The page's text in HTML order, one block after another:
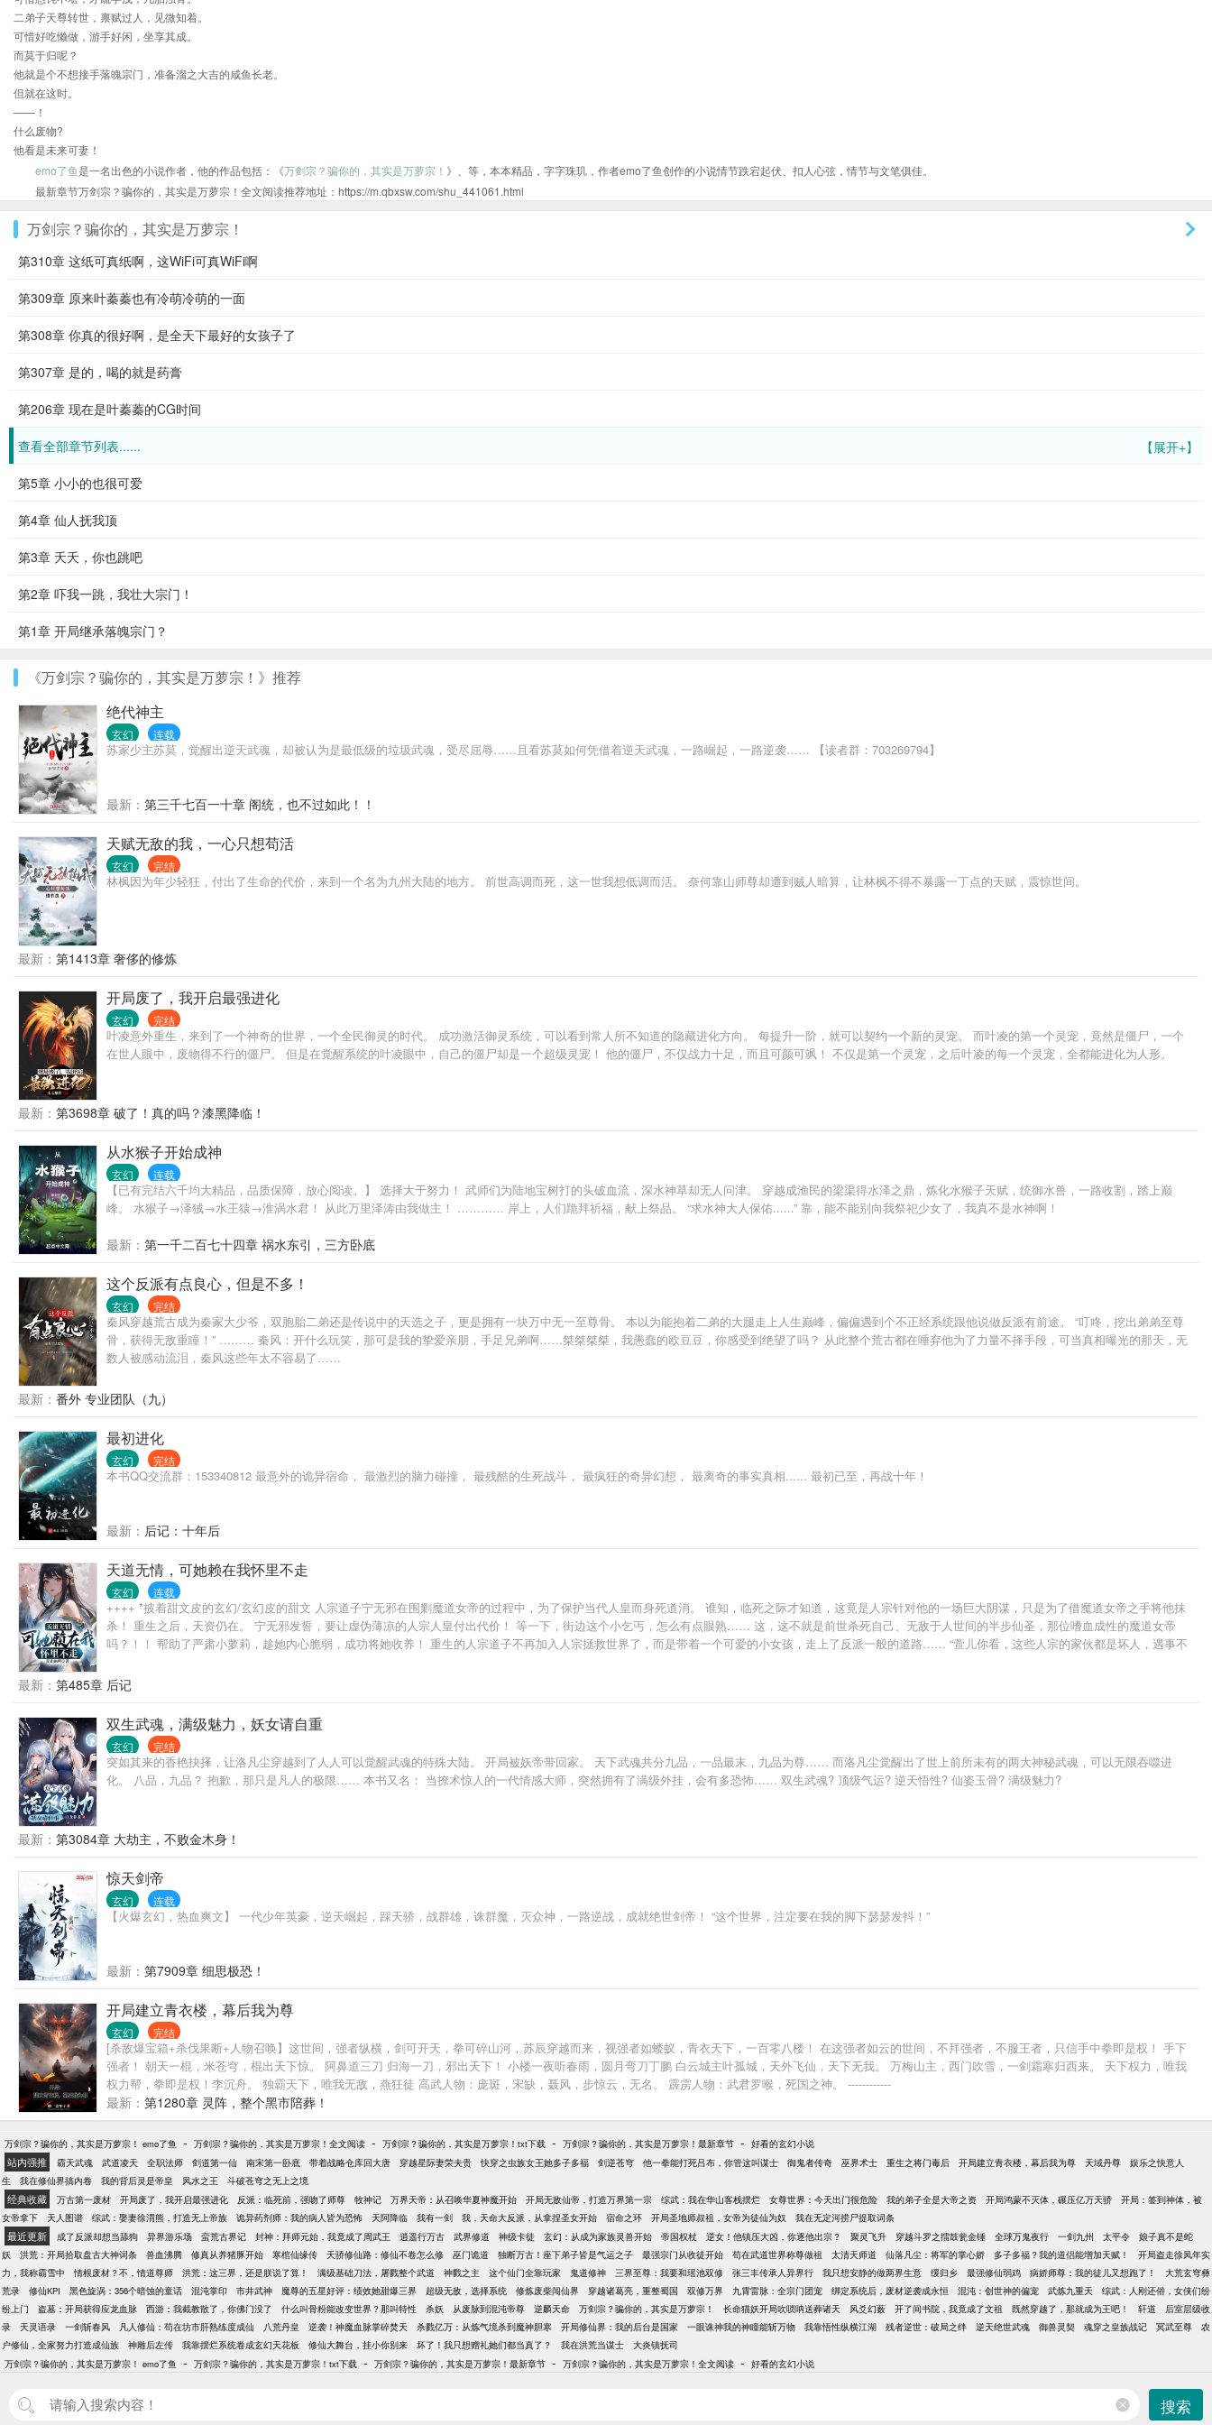
二弟子天尊转世，禀赋过人，见微知着。
可惜好吃懒做，游手好闲，坐享其成。
而莫于归呢？
他就是个不想接手落魄宗门，准备溜之大吉的咸鱼长老。
但就在这时。
——！
什么废物?
他看是未来可妻！
emo了鱼是一名出色的小说作者，他的作品包括：《万剑宗？骗你的，其实是万萝宗！ 》、等，本本精品，字字珠玑，作者emo了鱼创作的小说情节跌宕起伏、扣人心弦，情节与文笔俱佳。
最新章节万剑宗？骗你的，其实是万萝宗！全文阅读推荐地址：https://m.qbxsw.com/shu_441061.html
万剑宗？骗你的，其实是万萝宗！
第310章 这纸可真纸啊，这WiFi可真WiFi啊
第309章 原来叶蓁蓁也有冷萌冷萌的一面
第308章 你真的很好啊，是全天下最好的女孩子了
第307章 是的，喝的就是药膏
第206章 现在是叶蓁蓁的CG时间
【展开+】
查看全部章节列表......
第5章 小小的也很可爱
第4章 仙人抚我顶
第3章 夭夭，你也跳吧
第2章 吓我一跳，我壮大宗门！
第1章 开局继承落魄宗门？
《万剑宗？骗你的，其实是万萝宗！》推荐
绝代神主
玄幻 连载
苏家少主苏莫，觉醒出逆天武魂，却被认为是最低级的垃圾武魂，受尽屈辱……且看苏莫如何凭借着逆天武魂，一路崛起，一路逆袭…… 【读者群：703269794】
最新： 第三千七百一十章 阁统，也不过如此！！
天赋无敌的我，一心只想苟活
玄幻 完结
林枫因为年少轻狂，付出了生命的代价，来到一个名为九州大陆的地方。 前世高调而死，这一世我想低调而活。 奈何靠山师尊却遭到贼人暗算，让林枫不得不暴露一丁点的天赋，震惊世间。
最新： 第1413章 奢侈的修炼
开局废了，我开启最强进化
玄幻 完结
叶凌意外重生，来到了一个神奇的世界，一个全民御灵的时代。 成功激活御灵系统，可以看到常人所不知道的隐藏进化方向。 每提升一阶，就可以契约一个新的灵宠。 而叶凌的第一个灵宠，竟然是僵尸，一个
在世人眼中，废物得不行的僵尸。 但是在觉醒系统的叶凌眼中，自己的僵尸却是一个超级灵宠！ 他的僵尸，不仅战力十足，而且可颜可飒！ 不仅是第一个灵宠，之后叶凌的每一个灵宠，全都能进化为人形。
最新： 第3698章 破了！真的吗？漆黑降临！
从水猴子开始成神
玄幻 连载
【已有完结六千均大精品，品质保障，放心阅读。】 选择大于努力！ 武师们为陆地宝树打的头破血流，深水神草却无人问津。 穿越成渔民的梁渠得水泽之鼎，炼化水猴子天赋，统御水兽，一路收割，踏上巅
峰。 水猴子→泽狨→水王猿→淮涡水君！ 从此万里泽涛由我做主！ ………… 岸上，人们跪拜祈福，献上祭品。 “求水神大人保佑......” 靠，能不能别向我祭祀少女了，我真不是水神啊！
最新： 第一千二百七十四章 祸水东引，三方卧底
这个反派有点良心，但是不多！
玄幻 完结
秦风穿越荒古成为秦家大少爷，双胞胎二弟还是传说中的天选之子，更是拥有一块万中无一至尊骨。 本以为能抱着二弟的大腿走上人生巅峰，偏偏遇到个不正经系统跟他说做反派有前途。 “叮咚，挖出弟弟至尊
骨，获得无敌重瞳！” ……… 秦风：开什么玩笑，那可是我的挚爱亲朋，手足兄弟啊……桀桀桀桀，我愚蠢的欧豆豆，你感受到绝望了吗？ 从此整个荒古都在唾弃他为了力量不择手段，可当真相曝光的那天，无
数人被感动流泪，秦风这些年太不容易了……
最新： 番外 专业团队（九）
最初进化
玄幻 完结
本书QQ交流群：153340812 最意外的诡异宿命， 最激烈的脑力碰撞， 最残酷的生死战斗， 最疯狂的奇异幻想， 最离奇的事实真相...... 最初已至，再战十年！
最新： 后记：十年后
天道无情，可她赖在我怀里不走
玄幻 连载
++++ *披着甜文皮的玄幻/玄幻皮的甜文 人宗道子宁无邪在围剿魔道女帝的过程中，为了保护当代人皇而身死道消。 谁知，临死之际才知道，这竟是人宗针对他的一场巨大阴谋，只是为了借魔道女帝之手将他抹
杀！ 重生之后，天资仍在。 宁无邪发誓，要让虚伪薄凉的人宗人皇付出代价！ 等一下，街边这个小乞丐，怎么有点眼熟…… 这，这不就是前世杀死自己、无敌于人世间的半步仙圣，那位嗜血成性的魔道女帝
吗？！！ 帮助了严肃小萝莉，趁她内心脆弱，成功将她收养！ 重生的人宗道子不再加入人宗拯救世界了，而是带着一个可爱的小女孩，走上了反派一般的道路…… “萱儿你看，这些人宗的家伙都是坏人，遇事不
最新： 第485章 后记
双生武魂，满级魅力，妖女请自重
玄幻 完结
突如其来的香艳抉择，让洛凡尘穿越到了人人可以觉醒武魂的特殊大陆。 开局被妖帝带回家。 天下武魂共分九品，一品最末，九品为尊…… 而洛凡尘觉醒出了世上前所未有的两大神秘武魂，可以无限吞噬进
化。 八品，九品？ 抱歉，那只是凡人的极限…… 本书又名： 当撩术惊人的一代情感大师，突然拥有了满级外挂，会有多恐怖…… 双生武魂? 顶级气运? 逆天悟性? 仙姿玉骨? 满级魅力?
最新： 第3084章 大劫主，不败金木身！
惊天剑帝
玄幻 连载
【火爆玄幻，热血爽文】 一代少年英豪，逆天崛起，踩天骄，战群雄，诛群魔，灭众神，一路逆战，成就绝世剑帝！ “这个世界，注定要在我的脚下瑟瑟发抖！”
最新： 第7909章 细思极恐！
开局建立青衣楼，幕后我为尊
玄幻 完结
[杀敌爆宝箱+杀伐果断+人物召唤】这世间，强者纵横，剑可开天，拳可碎山河，苏辰穿越而来，视强者如蝼蚁，青衣天下，一百零八楼！ 在这强者如云的世间，不拜强者，不服王者，只信手中拳即是权！ 手下
强者！ 朝天一棍，米苍穹，棍出天下惊。 阿鼻道三刀 归海一刀，邪出天下！ 小楼一夜听春雨，圆月弯刀丁鹏 白云城主叶孤城，天外飞仙，天下无我。 万梅山主，西门吹雪，一剑霜寒归西来。 天下权力，唯我
权力帮，拳即是权！李沉舟。 独霸天下，唯我无敌，燕狂徒 高武人物：庞斑，宋缺，聂风，步惊云，无名。 霹雳人物：武君罗喉，死国之神。 ------------
最新： 第1280章 灵阵，整个黑市陪葬！
万剑宗？骗你的，其实是万萝宗！ emo了鱼 - 万剑宗？骗你的，其实是万萝宗！全文阅读 - 万剑宗？骗你的，其实是万萝宗！txt下载 - 万剑宗？骗你的，其实是万萝宗！最新章节 - 好看的玄幻小说
站内强推 霸天武魂 武道凌天 全职法师 剑道第一仙 南宋第一卧底 带着战略仓库回大唐 穿越星际妻荣夫贵 快穿之虫族女王她多子多福 剑逆苍穹 他一拳能打死吕布，你管这叫谋士 御鬼者传奇 巫界术士 重生之将门毒后 开局建立青衣楼，幕后我为尊 天域丹尊
娱乐之快意人
生
我在修仙界搞内卷 我的背后灵是帝皇 风水之王 斗破苍穹之无上之境
经典收藏 万古第一废材 开局废了，我开启最强进化 反派：临死前，强吻了师尊 牧神记 万界天帝：从召唤华夏神魔开始 开局无敌仙帝，打造万界第一宗 综武：我在华山客栈摆烂 女尊世界：今天出门很危险 我的弟子全是大帝之资 开局鸿蒙不灭体，碾压亿万天骄
开局：签到神体，被
女帝拿下
天人图谱 综武：娶妻徐渭熊，打造无上帝族 诡异药剂师：我的病人皆为恐怖 天阿降临 我有一剑 我，天命大反派，从拿捏圣女开始 宿命之环 开局圣地师叔祖，女帝为徒仙为奴 我在无定河捞尸提取词条
最近更新 成了反派却想当舔狗 异界游乐场 蛮荒古界记 封神：拜师元始，我竟成了周武王 逍遥行万古 武界修道 神级卡徒 玄幻：从成为家族灵兽开始 帝国权杖 逆女！他镇压大凶，你逐他出宗？ 聚灵飞升 穿越斗罗之擂鼓瓮金锤 全球万鬼夜行 一剑九州 太平令
娘子真不是蛇
妖
洪荒：开局拾取盘古大神词条 兽血沸腾 修真从养猪豚开始 寒棺仙缘传 天骄修仙路：修仙不卷怎么修 巫门诡道 独断万古！座下弟子皆是气运之子 最强宗门从收徒开始 苟在武道世界称尊做祖 太清天师道 仙落凡尘：将军的掌心娇 多子多福？我的道侣能增加天赋！
开局盗走徐凤年实
力，我称霸雪中
情根废材？不，情道尊师 洪荒：这三界，还是朕说了算！ 满级基础刀法，屠戮整个武道 神戮之主 这个仙门全靠玩家 鬼道修神 三界至尊：我要和瑶池双修 张三丰传承人异界行 我只想安静的做两界生意 缓归乡 最强修仙弱鸡 病娇师尊：我的徒儿又想跑了！
大荒玄穹彝
荒录
修仙KPI 黑色旋涡：356个暗蚀的童话 混沌掌印 市井武神 魔尊的五星好评：绩效她甜爆三界 超级无敌，选择系统 修炼废柴闯仙界 穿越诸葛亮，重整蜀国 双修万界 九霄雷脉：全宗门团宠 绑定系统后，废材逆袭成永恒 混沌：创世神的偏宠 武炼九重天
综武：人刚还俗，女侠们纷
纷上门
盗墓：开局获得应龙血脉 西游：我截教散了，你佛门没了 什么叫骨粉能改变世界？那叫特性 杀妖 从废脉到混沌帝尊 逆麟天命 万剑宗？骗你的，其实是万萝宗！ 长命猫妖开局吹唢呐送葬诸天 风爻幻薮 开了间书院，我竟成了文祖 既然穿越了，那就成为王吧！ 轩道
后室层级收
录
天灵语录 一剑斩春风 凡人修仙：苟在坊市肝熟练度成仙 八荒丹皇 逆袭！神魔血脉掌碎焚天 杀戮亿万：从炼气境杀到魔神胆寒 开局修仙界：我的后台是国家 一眼诛神我的神瞳能斩万物 我靠悟性纵横江湖 残者逆世：破局之绊 逆天绝世武魂 御兽灵契 魂穿之皇族战记 冥武至尊
农
户修仙，全家努力打造成仙族
神雕后左传 我靠摆烂系统卷成玄幻天花板 修仙大舞台，挂小你别来 坏了！我只想赠礼她们都当真了？ 我在洪荒当谋士
大炎镇抚司
万剑宗？骗你的，其实是万萝宗！ emo了鱼
- 万剑宗？骗你的，其实是万萝宗！txt下载 - 万剑宗？骗你的，其实是万萝宗！最新章节 - 万剑宗？骗你的，其实是万萝宗！全文阅读 - 好看的玄幻小说
搜索